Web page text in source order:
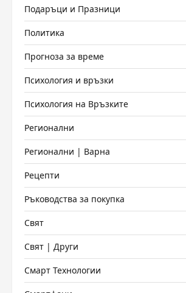
Подаръци и Празници
Политика
Прогноза за време
Психология и връзки
Психология на Връзките
Регионални
Регионални | Варна
Рецепти
Ръководства за покупка
Свят
Свят | Други
Смарт Технологии